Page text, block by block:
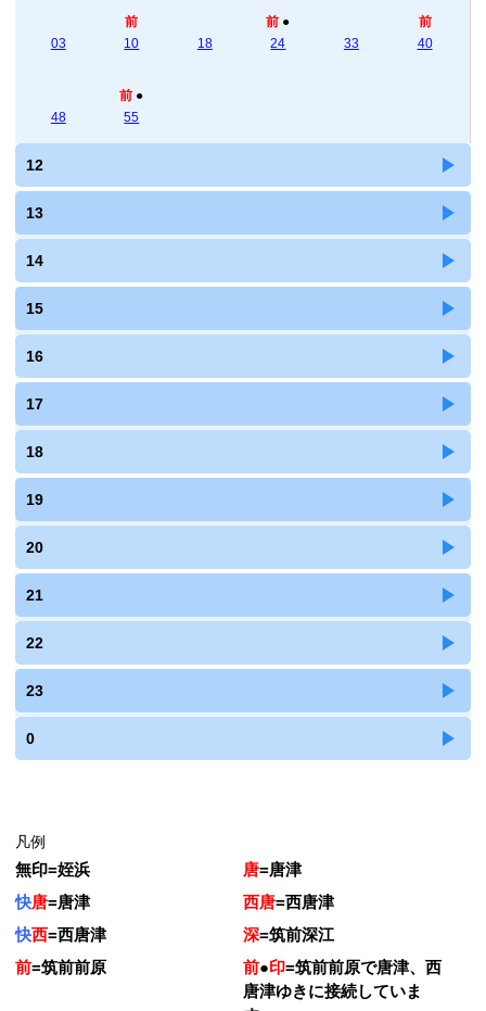
03
前
10
18
前 ●
24
33
前
40
48
前 ●
55
12
13
14
15
16
17
18
19
20
21
22
23
0
凡例
無印=姪浜 唐=唐津
快唐=唐津 西唐=西唐津
快西=西唐津 深=筑前深江
前=筑前前原 前●印=筑前前原で唐津、西
唐津ゆきに接続していま